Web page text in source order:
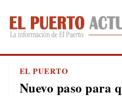
EL PUERTO
Nuevo paso para